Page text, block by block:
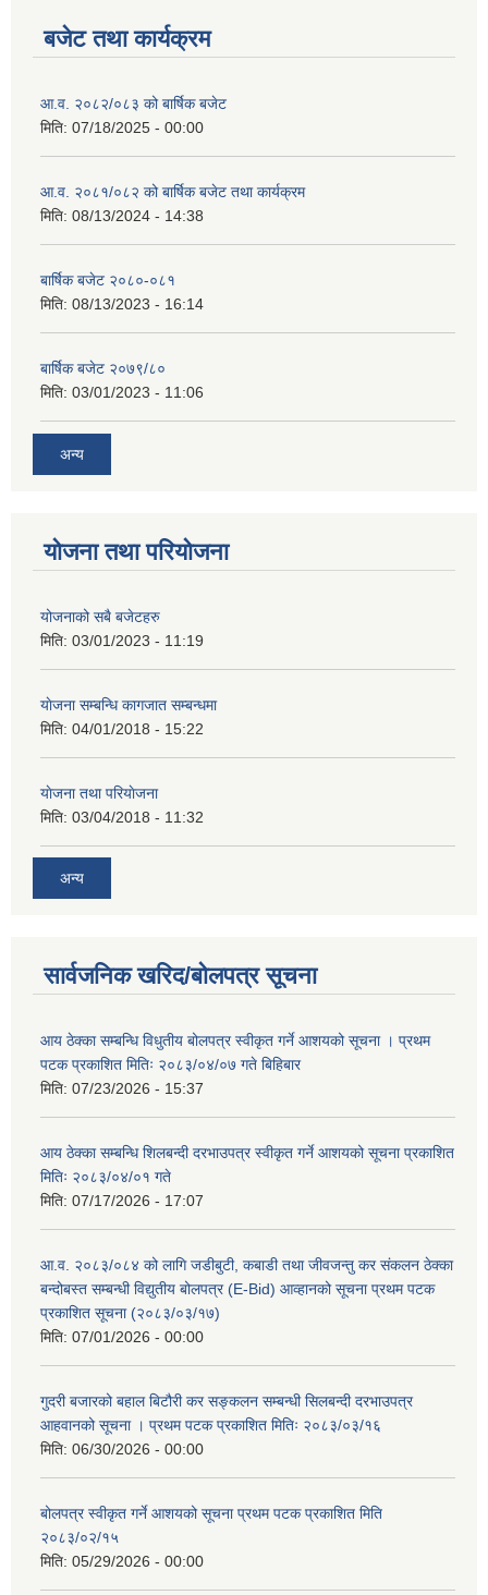
बजेट तथा कार्यक्रम
आ.व. २०८२/०८३ को बार्षिक बजेट
मिति: 07/18/2025 - 00:00
आ.व. २०८१/०८२ को बार्षिक बजेट तथा कार्यक्रम
मिति: 08/13/2024 - 14:38
बार्षिक बजेट २०८०-०८१
मिति: 08/13/2023 - 16:14
बार्षिक बजेट २०७९/८०
मिति: 03/01/2023 - 11:06
अन्य
योजना तथा परियोजना
योजनाको सबै बजेटहरु
मिति: 03/01/2023 - 11:19
याेजना सम्बन्धि कागजात सम्बन्धमा
मिति: 04/01/2018 - 15:22
याेजना तथा परियाेजना
मिति: 03/04/2018 - 11:32
अन्य
सार्वजनिक खरिद/बोलपत्र सूचना
आय ठेक्का सम्बन्धि विधुतीय बोलपत्र स्वीकृत गर्ने आशयको सूचना । प्रथम
पटक प्रकाशित मितिः २०८३/०४/०७ गते बिहिबार
मिति: 07/23/2026 - 15:37
आय ठेक्का सम्बन्धि शिलबन्दी दरभाउपत्र स्वीकृत गर्ने आशयको सूचना प्रकाशित
मितिः २०८३/०४/०१ गते
मिति: 07/17/2026 - 17:07
आ.व. २०८३/०८४ को लागि जडीबुटी, कबाडी तथा जीवजन्तु कर संकलन ठेक्का
बन्दोबस्त सम्बन्धी विद्युतीय बोलपत्र (E-Bid) आव्हानको सूचना प्रथम पटक
प्रकाशित सूचना (२०८३/०३/१७)
मिति: 07/01/2026 - 00:00
गुदरी बजारको बहाल बिटौरी कर सङ्कलन सम्बन्धी सिलबन्दी दरभाउपत्र
आहवानको सूचना । प्रथम पटक प्रकाशित मितिः २०८३/०३/१६
मिति: 06/30/2026 - 00:00
बोलपत्र स्वीकृत गर्ने आशयको सूचना प्रथम पटक प्रकाशित मिति
२०८३/०२/१५
मिति: 05/29/2026 - 00:00